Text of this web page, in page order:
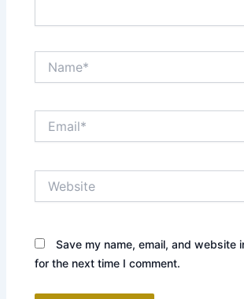
Save my name, email, and website
for the next time I comment.